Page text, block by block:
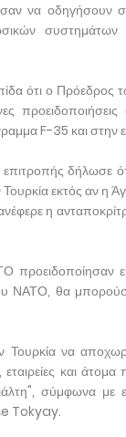
να οδηγήσουν
συστημάτων
ότι ο
F-35 και στην
δήλωσε
εκτός αν η
η
προειδοποίησαν
ΝΑΤΟ, θα
Τουρκία να
και
σύμφωνα με
Tokyay.